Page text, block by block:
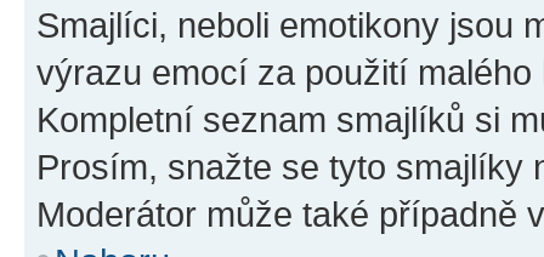
Smajlíci, neboli emotikony jsou
výrazu emocí za použití
Kompletní seznam smajlíků si
Prosím, snažte se tyto smajlíky
Moderátor může také případně